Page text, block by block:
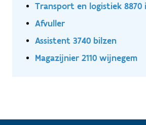
Transport en logistiek 8870
Afvuller
Assistent 3740 bilzen
Magazijnier 2110 wijnegem